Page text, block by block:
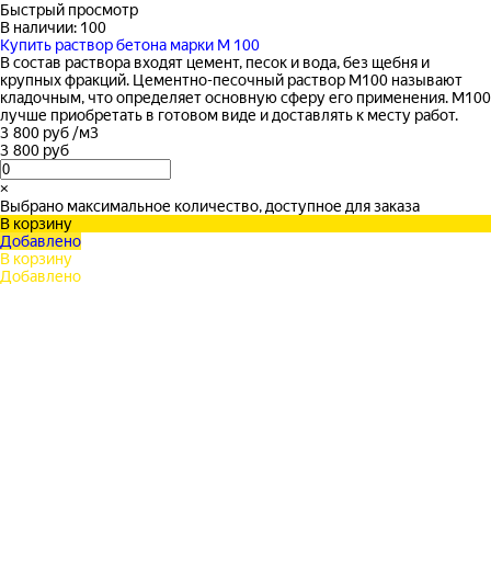
Быстрый просмотр
В наличии: 100
Купить раствор бетона марки М 100
В состав раствора входят цемент, песок и вода, без щебня и
крупных фракций. Цементно-песочный раствор М100 называют
кладочным, что определяет основную сферу его применения. М100
лучше приобретать в готовом виде и доставлять к месту работ.
3 800 руб /м3
3 800 руб
×
Выбрано максимальное количество, доступное для заказа
В корзину
Добавлено
В корзину
Добавлено